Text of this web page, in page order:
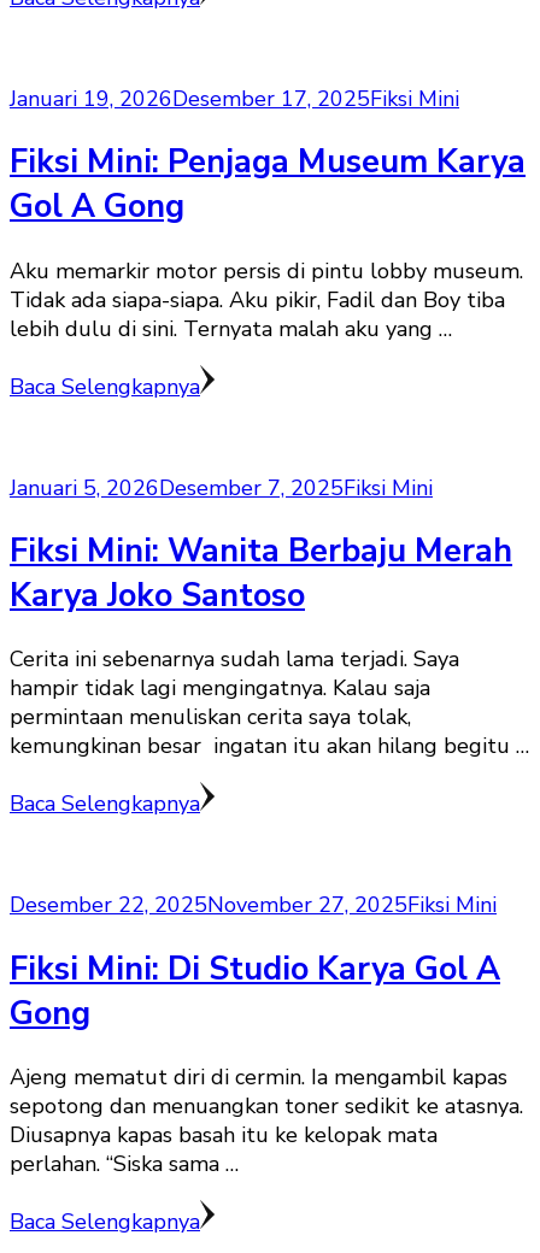
Januari 19, 2026Desember 17, 2025Fiksi Mini
Fiksi Mini: Penjaga Museum Karya
Gol A Gong
Aku memarkir motor persis di pintu lobby museum.
Tidak ada siapa-siapa. Aku pikir, Fadil dan Boy tiba
lebih dulu di sini. Ternyata malah aku yang …
Baca Selengkapnya
Januari 5, 2026Desember 7, 2025Fiksi Mini
Fiksi Mini: Wanita Berbaju Merah
Karya Joko Santoso
Cerita ini sebenarnya sudah lama terjadi. Saya
hampir tidak lagi mengingatnya. Kalau saja
permintaan menuliskan cerita saya tolak,
kemungkinan besar ingatan itu akan hilang begitu …
Baca Selengkapnya
Desember 22, 2025November 27, 2025Fiksi Mini
Fiksi Mini: Di Studio Karya Gol A
Gong
Ajeng mematut diri di cermin. Ia mengambil kapas
sepotong dan menuangkan toner sedikit ke atasnya.
Diusapnya kapas basah itu ke kelopak mata
perlahan. “Siska sama …
Baca Selengkapnya